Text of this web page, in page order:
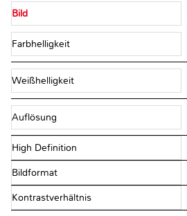
Bild
Farbhelligkeit
Weißhelligkeit
Auflösung
High Definition
Bildformat
Kontrastverhältnis